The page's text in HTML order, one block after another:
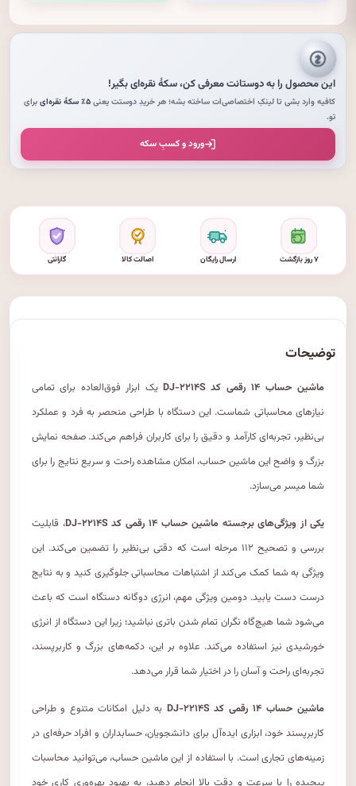
این محصول را به دوستانت معرفی کن،سکهٔ نقره‌ایبگیر!
کافیه وارد بشی تا لینکِ اختصاصی‌ات ساخته بشه؛ هر خریدِ دوستت یعنی۵٪ سکهٔ نقره‌ای
برای
تو.
ورود و کسبِ سکه
۷ روز بازگشت ارسال رایگان اصالت کالا گارانتی
توضیحات
ماشین حساب ۱۴ رقمی کد DJ-۲۲۱۴S
یک ابزار فوق‌العاده برای تمامی
نیازهای محاسباتی شماست. این دستگاه با طراحی منحصر به فرد و عملکرد
بی‌نظیر، تجربه‌ای کارآمد و دقیق را برای کاربران فراهم می‌کند. صفحه نمایش
بزرگ و واضح این ماشین حساب، امکان مشاهده راحت و سریع نتایج را برای
شما میسر می‌سازد.
یکی از ویژگی‌های برجسته ماشین حساب ۱۴ رقمی کد DJ-۲۲۱۴S
، قابلیت
بررسی و تصحیح ۱۱۲ مرحله است که دقتی بی‌نظیر را تضمین می‌کند. این
ویژگی به شما کمک می‌کند از اشتباهات محاسباتی جلوگیری کنید و به نتایج
درست دست یابید. دومین ویژگی مهم، انرژی دوگانه دستگاه است که باعث
می‌شود شما هیچ‌گاه نگران تمام شدن باتری نباشید؛ زیرا این دستگاه از انرژی
خورشیدی نیز استفاده می‌کند. علاوه بر این، دکمه‌های بزرگ و کاربرپسند،
تجربه‌ای راحت و آسان را در اختیار شما قرار می‌دهد.
ماشین حساب ۱۴ رقمی کد DJ-۲۲۱۴S
به دلیل امکانات متنوع و طراحی
کاربرپسند خود، ابزاری ایده‌آل برای دانشجویان، حسابداران و افراد حرفه‌ای در
زمینه‌های تجاری است. با استفاده از این ماشین حساب، می‌توانید محاسبات